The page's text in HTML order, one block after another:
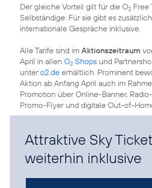
Der gleiche Vorteil gilt für die O2 Free
Selbständige: Für sie gibt es
internationale Gespräche inklusive.
Alle Tarife sind im Aktionszeitraum
April in allen O2 Shops und
untero2.de erhältlich. Prominent
Aktion ab Anfang April auch im
Promotion über Online-Banner,
Promo-Flyer und digitale Out-of-
Attraktive Sky
weiterhin inklusive